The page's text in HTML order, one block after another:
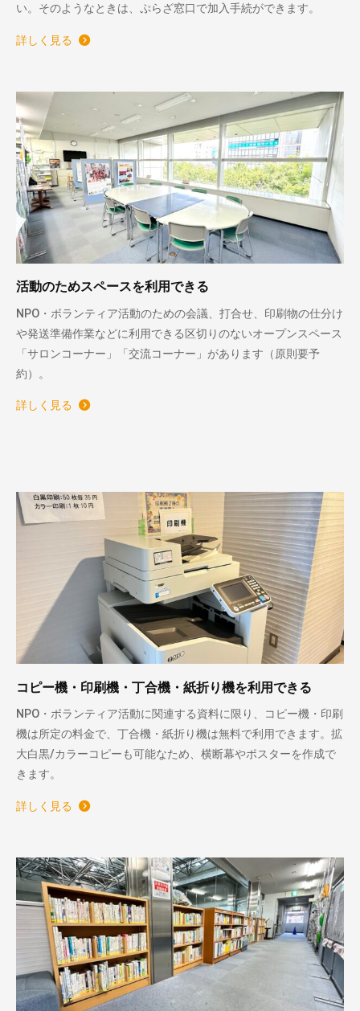
い。そのようなときは、ぷらざ窓口で加入手続ができます。
詳しく見る
活動のためスペースを利用できる
NPO・ボランティア活動のための会議、打合せ、印刷物の仕分け
や発送準備作業などに利用できる区切りのないオープンスペース
「サロンコーナー」「交流コーナー」があります（原則要予
約）。
詳しく見る
コピー機・印刷機・丁合機・紙折り機を利用できる
NPO・ボランティア活動に関連する資料に限り、コピー機・印刷
機は所定の料金で、丁合機・紙折り機は無料で利用できます。拡
大白黒/カラーコピーも可能なため、横断幕やポスターを作成で
きます。
詳しく見る